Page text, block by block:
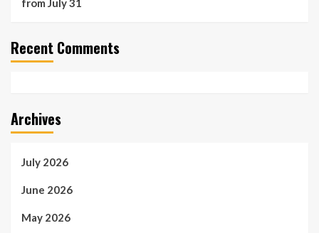
from July 31
Recent Comments
Archives
July 2026
June 2026
May 2026